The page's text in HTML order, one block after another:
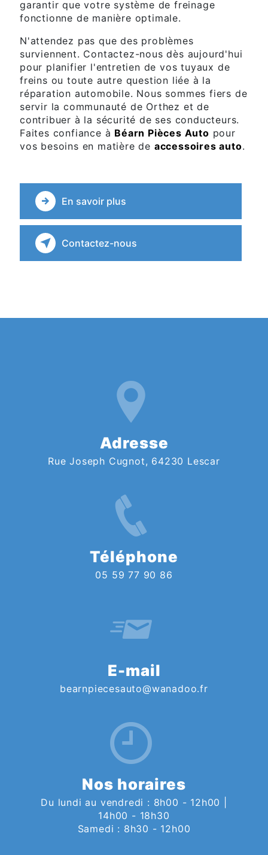
garantir que votre système de freinage
fonctionne de manière optimale.
N'attendez pas que des problèmes
surviennent. Contactez-nous dès aujourd'hui
pour planifier l'entretien de vos tuyaux de
freins ou toute autre question liée à la
réparation automobile. Nous sommes fiers de
servir la communauté de Orthez et de
contribuer à la sécurité de ses conducteurs.
Faites confiance à Béarn Pièces Auto pour
vos besoins en matière de accessoires auto.
En savoir plus
Contactez-nous
Adresse
Rue Joseph Cugnot, 64230 Lescar
Téléphone
05 59 77 90 86
E-mail
bearnpiecesauto@wanadoo.fr
Nos horaires
Du lundi au vendredi : 8h00 - 12h00 |
14h00 - 18h30
Samedi : 8h30 - 12h00